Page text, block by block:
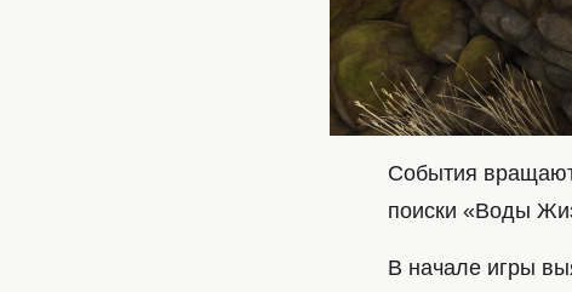
События
поиски «Воды
В начале игры